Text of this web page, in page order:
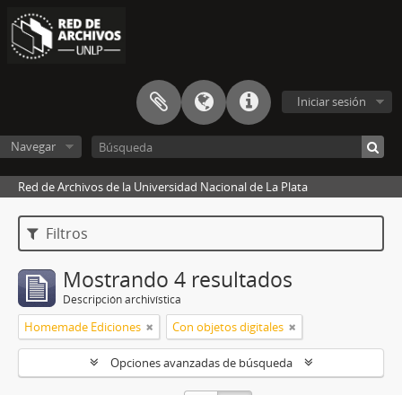
Iniciar sesión
Navegar
Red de Archivos de la Universidad Nacional de La Plata
Filtros
Mostrando 4 resultados
Descripción archivística
Homemade Ediciones Con objetos digitales
Opciones avanzadas de búsqueda